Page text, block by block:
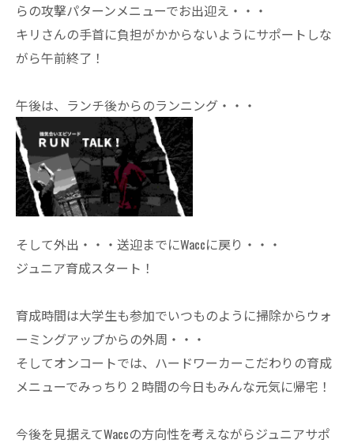
らの攻撃パターンメニューでお出迎え・・・
キリさんの手首に負担がかからないようにサポートしな
がら午前終了！
午後は、ランチ後からのランニング・・・
そして外出・・・送迎までにWaccに戻り・・・
ジュニア育成スタート！
育成時間は大学生も参加でいつものように掃除からウォ
ーミングアップからの外周・・・
そしてオンコートでは、ハードワーカーこだわりの育成
メニューでみっちり２時間の今日もみんな元気に帰宅！
今後を見据えてWaccの方向性を考えながらジュニアサポ